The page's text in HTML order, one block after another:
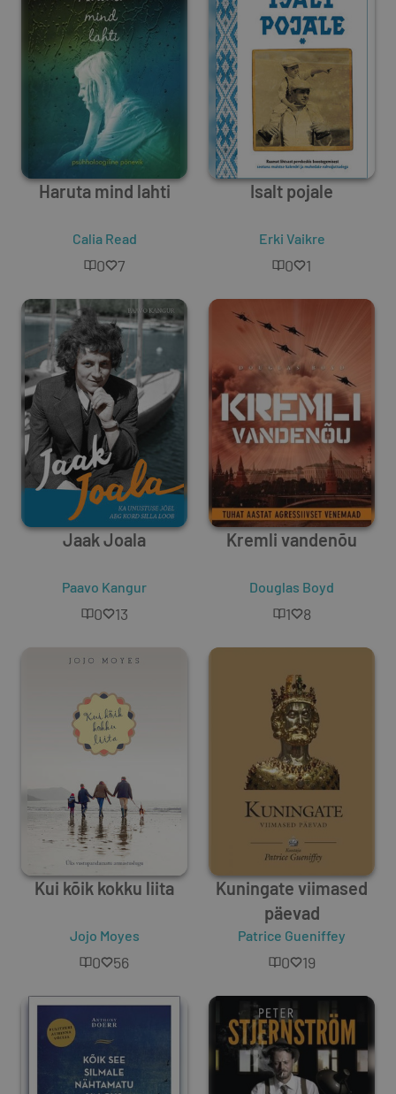
Haruta mind lahti
Calia Read
0 7
Isalt pojale
Erki Vaikre
0 1
Jaak Joala
Paavo Kangur
0 13
Kremli vandenõu
Douglas Boyd
1 8
Kui kõik kokku liita
Jojo Moyes
0 56
Kuningate viimased
päevad
Patrice Gueniffey
0 19